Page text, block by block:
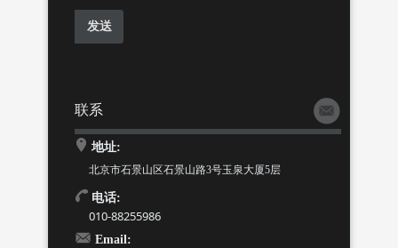
联系
地址:
北京市石景山区石景山路3号玉泉大厦5层
电话:
010-88255986
Email: